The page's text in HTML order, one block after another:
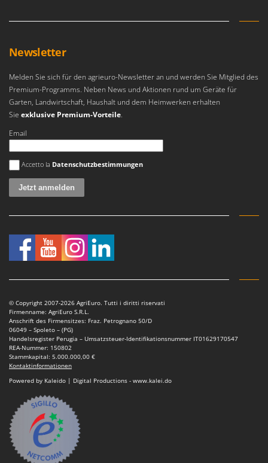
Newsletter
Melden Sie sich für den agrieuro-Newsletter an und werden Sie Mitglied des
Premium-Programms. Neben News und Aktionen rund um Geräte für
Garten, Landwirtschaft, Haushalt und dem Heimwerken erhalten
Sie exklusive Premium-Vorteile.
Email
Es ist ein Fehler aufgetreten
Accetto la Datenschutzbestimmungen
© Copyright 2007-2026 AgriEuro. Tutti i diritti riservati
Firmenname: AgriEuro S.R.L.
Anschrift des Firmensitzes: Fraz. Petrognano 50/D
06049 – Spoleto – (PG)
Handelsregister Perugia – Umsatzsteuer-Identifikationsnummer IT01629170547
REA-Nummer: 150802
Stammkapital: 5.000.000,00 €
Kontaktinformationen
Powered by Kaleido | Digital Productions - www.kalei.do